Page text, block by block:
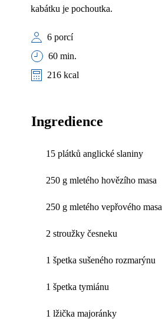
kabátku je pochoutka.
6 porcí
60 min.
216 kcal
Ingredience
15 plátků anglické slaniny
250 g mletého hovězího masa
250 g mletého vepřového masa
2 stroužky česneku
1 špetka sušeného rozmarýnu
1 špetka tymiánu
1 lžička majoránky